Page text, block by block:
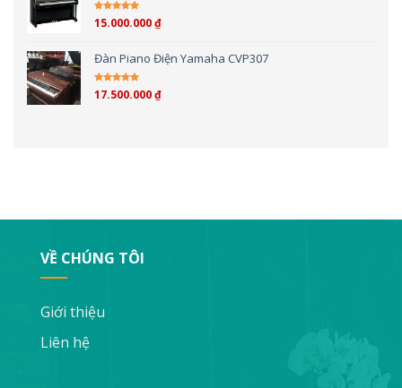
Được xếp hạng
15.000.000₫
Đàn Piano Điện Yamaha CVP307
Được xếp hạng
17.500.000₫
VỀ CHÚNG TÔI
Giới thiệu
Liên hệ